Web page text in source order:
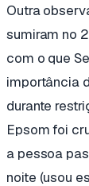
Outra
sumiram no
com o que
importância
durante
Epsom foi
a pessoa
noite (usou